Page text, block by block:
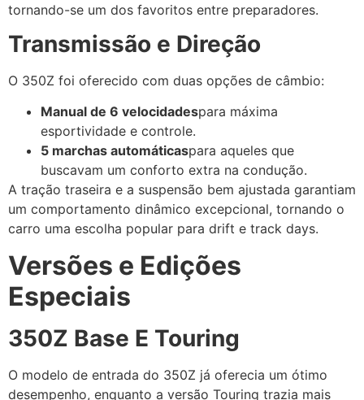
tornando-se um dos favoritos entre preparadores.
Transmissão e Direção
O 350Z foi oferecido com duas opções de câmbio:
Manual de 6 velocidadespara máxima
esportividade e controle.
5 marchas automáticaspara aqueles que
buscavam um conforto extra na condução.
A tração traseira e a suspensão bem ajustada garantiam
um comportamento dinâmico excepcional, tornando o
carro uma escolha popular para drift e track days.
Versões e Edições
Especiais
350Z Base E Touring
O modelo de entrada do 350Z já oferecia um ótimo
desempenho, enquanto a versão Touring trazia mais